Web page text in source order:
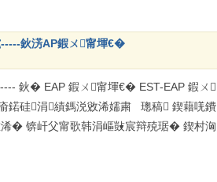
鈥淓AP鍜ㄨ甯堚€�
鈥� EAP 鍜ㄨ甯堚€� EST-EAP 鍜ㄨ
鍩硅涓績鎷涚敓浠嬬粛 璁稿 鍥藉唴鐨
� 锛屽父甯歌韩涓嶇敱宸辩殑琚� 鍥村洶